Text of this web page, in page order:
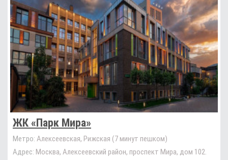
ЖК «Парк Мира»
Метро: Алексеевская, Рижская (7 минут пешком)
Адрес: Москва, Алексеевский район, проспект Мира, дом 102.